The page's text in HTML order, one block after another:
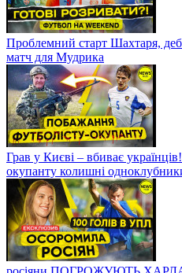
Проблемний старт Шахтаря,
матч для Мудрика
Грав у Києві – вбиває
окупанту колишні